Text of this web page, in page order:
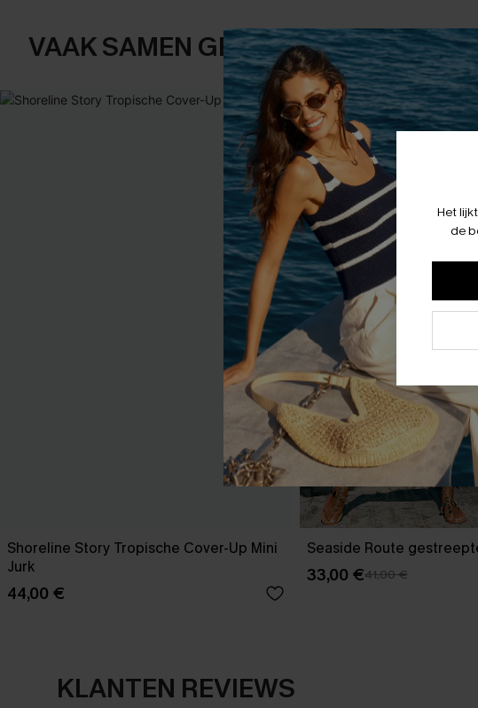
VAAK SAMEN GEKOCHT
Shoreline Story Tropische Cover-Up Mini
Jurk
44,00 €
Seaside Route
33,00 €41,00 €
KLANTEN REVIEWS
Het
de